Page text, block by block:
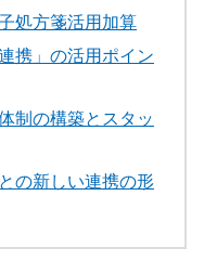
処方箋活用加算
携」の活用ポイン
制の構築とスタッ
の新しい連携の形